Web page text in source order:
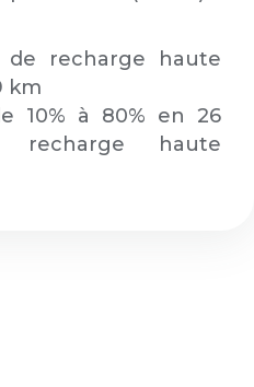
recharge haute
km
10% à 80% en 26
recharge haute